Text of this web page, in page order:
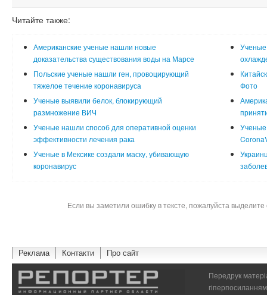
Читайте также:
Американские ученые нашли новые
доказательства существования воды на Марсе
Польские ученые нашли ген, провоцирующий
тяжелое течение коронавируса
Фото
Ученые выявили белок, блокирующий
размножение ВИЧ
Ученые нашли способ для оперативной оценки
эффективности лечения рака
Ученые
Ученые в Мексике создали маску, убивающую
коронавирус
Если вы заметили ошибку в тексте, пожалуйста
Реклама Про сайт